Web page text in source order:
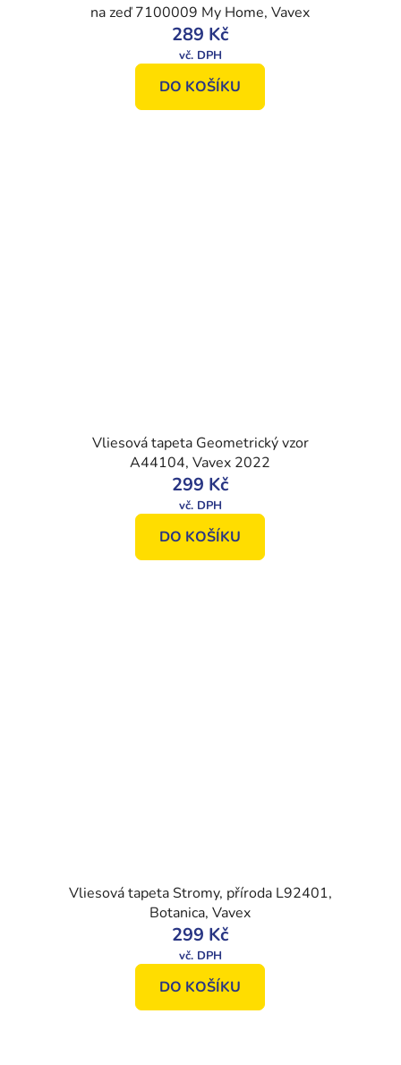
na zeď 7100009 My Home, Vavex
289 Kč
DO KOŠÍKU
Vliesová tapeta Geometrický vzor
A44104, Vavex 2022
299 Kč
DO KOŠÍKU
Vliesová tapeta Stromy, příroda L92401,
Botanica, Vavex
299 Kč
DO KOŠÍKU